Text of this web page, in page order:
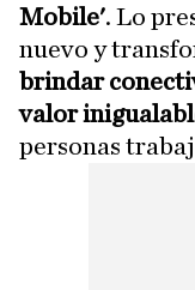
Mobile'. Lo
nuevo y
brindar
valor
personas